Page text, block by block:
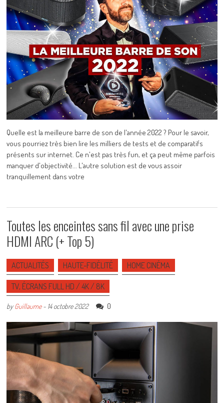
Quelle est la meilleure barre de son de l'année 2022 ? Pour le savoir,
vous pourriez très bien lire les milliers de tests et de comparatifs
présents sur internet. Ce n'est pas très fun, et ça peut même parfois
manquer d'objectivité... L'autre solution est de vous assoir
tranquillement dans votre
Toutes les enceintes sans fil avec une prise
HDMI ARC (+ Top 5)
ACTUALITÉS HAUTE-FIDÉLITÉ HOME CINÉMA
TV, ÉCRANS FULL HD / 4K / 8K
byGuillaume- 14 octobre 2022 0